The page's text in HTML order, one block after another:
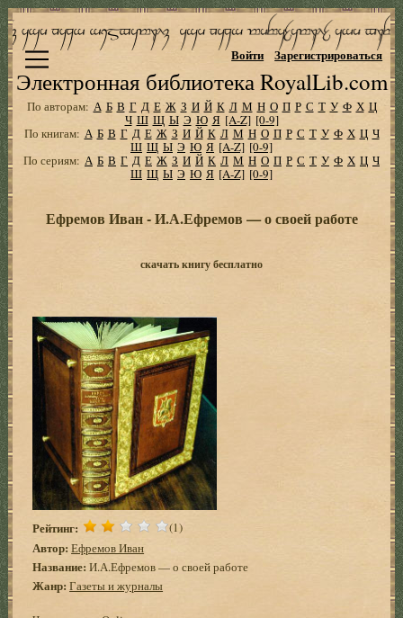
Электронная библиотека RoyalLib.com
Войти Зарегистрироваться
По авторам: А Б В Г Д Е Ж З И Й К Л М Н О П Р С Т У Ф Х Ц
Ч Ш Щ Ы Э Ю Я [A-Z] [0-9]
По книгам: А Б В Г Д Е Ж З И Й К Л М Н О П Р С Т У Ф Х Ц Ч
Ш Щ Ы Э Ю Я [A-Z] [0-9]
По сериям: А Б В Г Д Е Ж З И Й К Л М Н О П Р С Т У Ф Х Ц Ч
Ш Щ Ы Э Ю Я [A-Z] [0-9]
Ефремов Иван - И.А.Ефремов — о своей работе
скачать книгу бесплатно
Рейтинг: (1)
Автор: Ефремов Иван
Название: И.А.Ефремов — о своей работе
Жанр: Газеты и журналы